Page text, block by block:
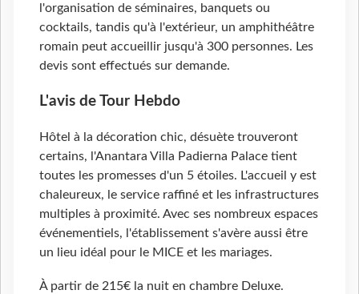
l'organisation de séminaires, banquets ou
cocktails, tandis qu'à l'extérieur, un amphithéâtre
romain peut accueillir jusqu'à 300 personnes. Les
devis sont effectués sur demande.
L'avis de Tour Hebdo
Hôtel à la décoration chic, désuète trouveront
certains, l'Anantara Villa Padierna Palace tient
toutes les promesses d'un 5 étoiles. L'accueil y est
chaleureux, le service raffiné et les infrastructures
multiples à proximité. Avec ses nombreux espaces
événementiels, l'établissement s'avère aussi être
un lieu idéal pour le MICE et les mariages.
À partir de 215€ la nuit en chambre Deluxe.